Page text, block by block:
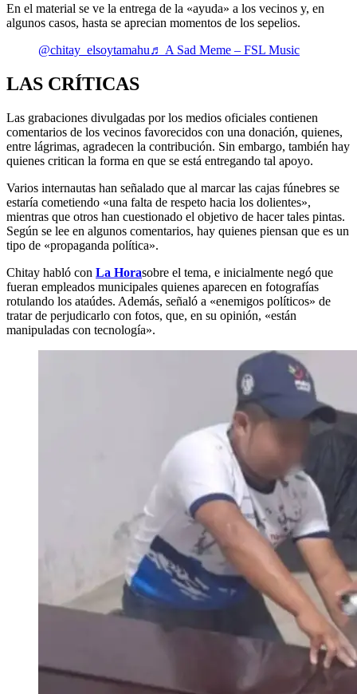
En el material se ve la entrega de la «ayuda» a los vecinos y, en
algunos casos, hasta se aprecian momentos de los sepelios.
@chitay_elsoytamahu♬ A Sad Meme – FSL Music
LAS CRÍTICAS
Las grabaciones divulgadas por los medios oficiales contienen
comentarios de los vecinos favorecidos con una donación, quienes,
entre lágrimas, agradecen la contribución. Sin embargo, también hay
quienes critican la forma en que se está entregando tal apoyo.
Varios internautas han señalado que al marcar las cajas fúnebres se
estaría cometiendo «una falta de respeto hacia los dolientes»,
mientras que otros han cuestionado el objetivo de hacer tales pintas.
Según se lee en algunos comentarios, hay quienes piensan que es un
tipo de «propaganda política».
Chitay habló con La Horasobre el tema, e inicialmente negó que
fueran empleados municipales quienes aparecen en fotografías
rotulando los ataúdes. Además, señaló a «enemigos políticos» de
tratar de perjudicarlo con fotos, que, en su opinión, «están
manipuladas con tecnología».